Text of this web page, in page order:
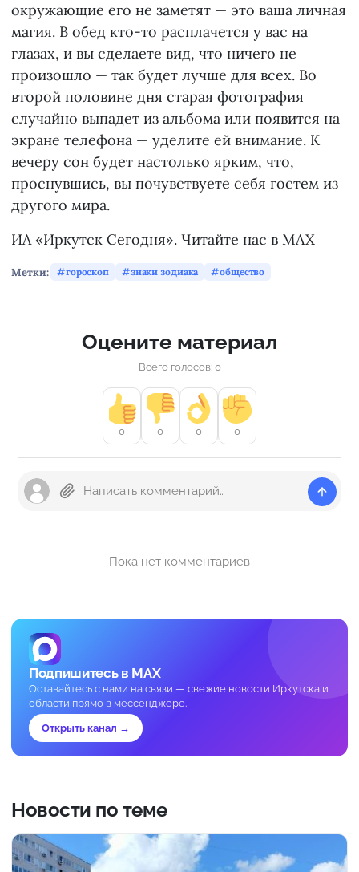
окружающие его не заметят — это ваша личная
магия. В обед кто-то расплачется у вас на
глазах, и вы сделаете вид, что ничего не
произошло — так будет лучше для всех. Во
второй половине дня старая фотография
случайно выпадет из альбома или появится на
экране телефона — уделите ей внимание. К
вечеру сон будет настолько ярким, что,
проснувшись, вы почувствуете себя гостем из
другого мира.
ИА «Иркутск Сегодня». Читайте нас в MAX
Метки: гороскоп знаки зодиака общество
Оцените материал
Всего голосов: 0
0 0 0 0
Пока нет комментариев
Подпишитесь в MAX
Оставайтесь с нами на связи — свежие новости Иркутска и
области прямо в мессенджере.
Открыть канал →
Новости по теме